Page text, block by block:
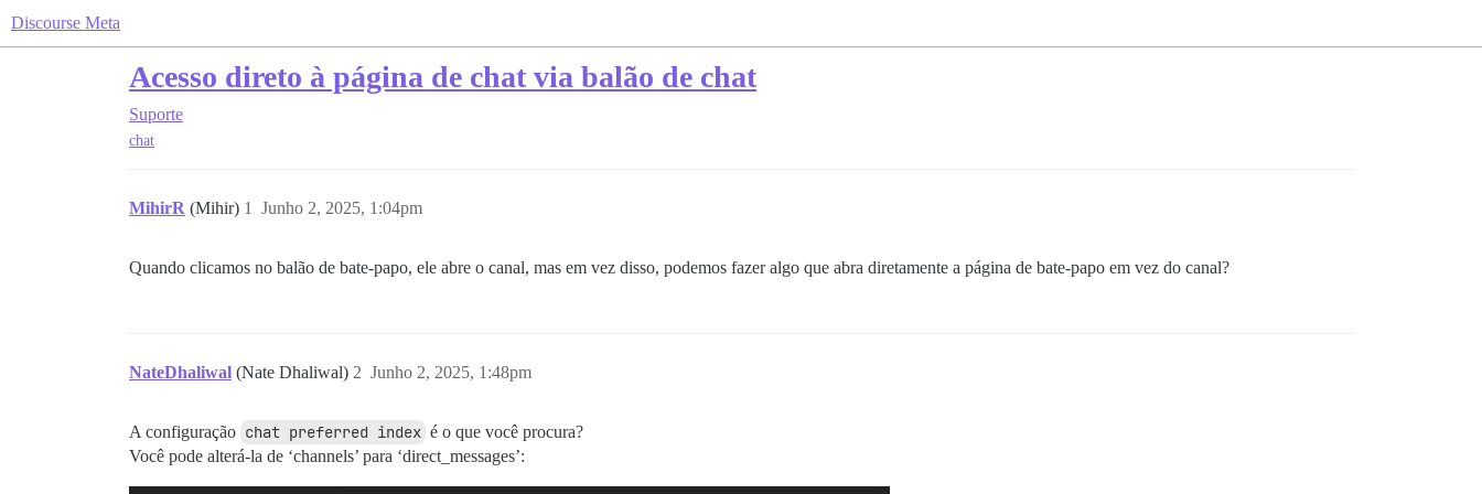
Discourse Meta
Acesso direto à página de chat via balão de chat
Suporte
chat
MihirR (Mihir) Junho 2, 2025, 1:04pm
1
Quando clicamos no balão de bate-papo, ele abre o canal, mas em vez disso, podemos fazer algo que abra diretamente a página de bate-papo em vez do canal?
NateDhaliwal (Nate Dhaliwal) Junho 2, 2025, 1:48pm
2
A configuração chat preferred index é o que você procura?
Você pode alterá-la de ‘channels’ para ‘direct_messages’: